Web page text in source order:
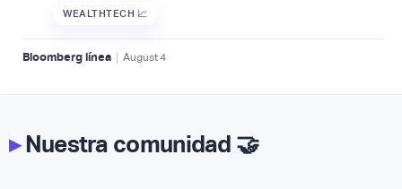
WEALTHTECH 📈
Bloomberg línea | August4
▸Nuestra comunidad 🤝